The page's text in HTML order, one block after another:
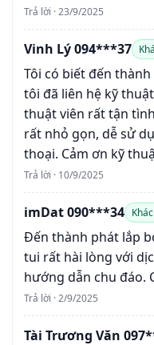
Trả lời · 23/9/2025
Vinh Lý 094***37
Tôi có biết đến
tôi đã liên hệ kỹ
thuật viên rất tận
rất nhỏ gọn, dễ sử
thoại. Cảm ơn kỹ
Trả lời · 10/9/2025
imDat 090***34
Đến thành phát lắp
tui rất hài lòng với
hướng dẫn chu đáo.
Trả lời · 2/9/2025
Tài Trương Văn